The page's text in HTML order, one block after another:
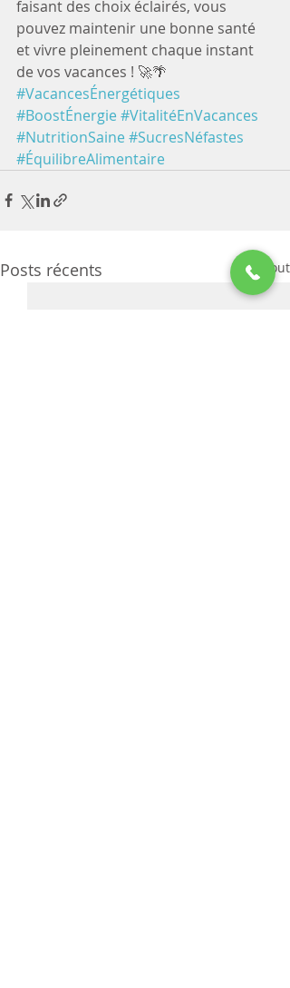
faisant des choix éclairés, vous
pouvez maintenir une bonne santé
et vivre pleinement chaque instant
de vos vacances ! 🚀🌴
#VacancesÉnergétiques
#BoostÉnergie #VitalitéEnVacances
#NutritionSaine #SucresNéfastes
#ÉquilibreAlimentaire
Posts récents Voir tout